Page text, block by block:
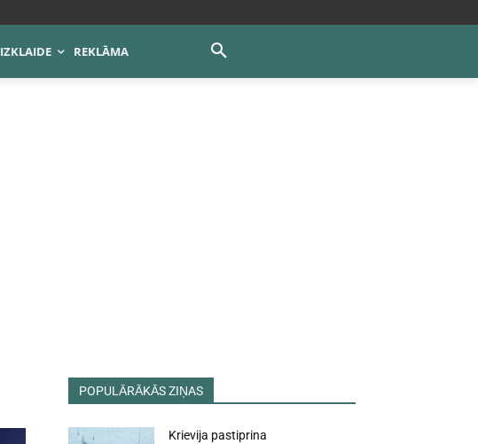
IZKLAIDE REKLĀMA
POPULĀRĀKĀS ZIŅAS
Krievija pastiprina